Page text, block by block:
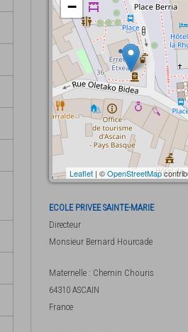
−
Leaflet | ©OpenStreetMap
ECOLE PRIVEE SAINTE-MARIE
Directeur
Monsieur Bernard Hourcade
Maternelle : Chemin Chouris
64310 ASCAIN
France